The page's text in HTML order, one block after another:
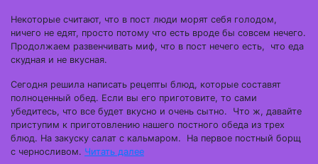
Некоторые считают, что в пост люди морят себя голодом,
ничего не едят, просто потому что есть вроде бы совсем нечего.
Продолжаем развенчивать миф, что в пост нечего есть, что еда
скудная и не вкусная.
Сегодня решила написать рецепты блюд, которые составят
полноценный обед. Если вы его приготовите, то сами
убедитесь, что все будет вкусно и очень сытно. Что ж, давайте
приступим к приготовлению нашего постного обеда из трех
блюд. На закуску салат с кальмаром. На первое постный борщ
с черносливом. Читать далее